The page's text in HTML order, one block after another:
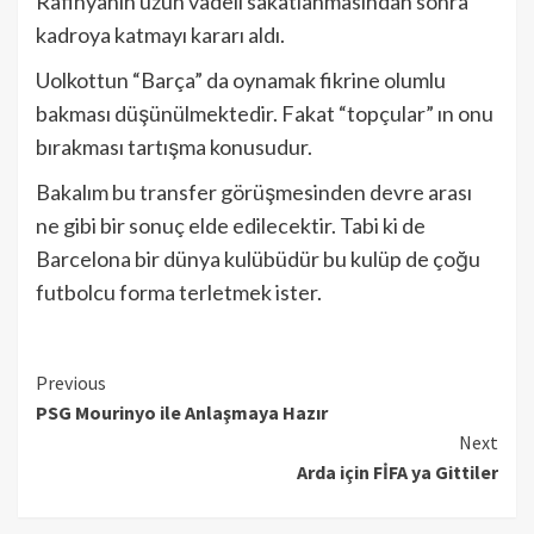
kadroya katmayı kararı aldı.
Uolkottun “Barça” da oynamak fikrine olumlu
bakması düşünülmektedir. Fakat “topçular” ın onu
bırakması tartışma konusudur.
Bakalım bu transfer görüşmesinden devre arası
ne gibi bir sonuç elde edilecektir. Tabi ki de
Barcelona bir dünya kulübüdür bu kulüp de çoğu
futbolcu forma terletmek ister.
Continue
Reading
Previous
PSG Mourinyo ile Anlaşmaya Hazır
Next
Arda için FİFA ya Gittiler